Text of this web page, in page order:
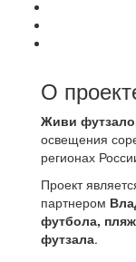
О
Живи
освещения
регионах
Проект
партнером
футбола,
футзала.